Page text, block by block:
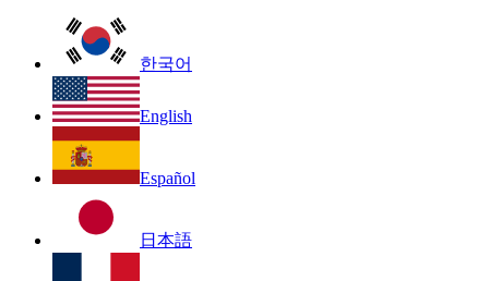
한국어
English
Español
日本語